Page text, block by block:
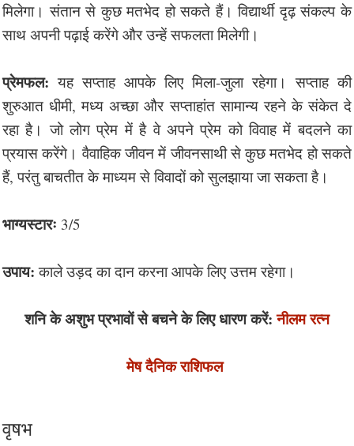
मिलेगा। संतान से कुछ मतभेद हो सकते हैं। विद्यार्थी दृढ़ संकल्प के
साथ अपनी पढ़ाई करेंगे और उन्हें सफलता मिलेगी।
प्रेमफल: यह सप्ताह आपके लिए मिला-जुला रहेगा। सप्ताह की
शुरुआत धीमी, मध्य अच्छा और सप्ताहांत सामान्य रहने के संकेत दे
रहा है। जो लोग प्रेम में है वे अपने प्रेम को विवाह में बदलने का
प्रयास करेंगे। वैवाहिक जीवन में जीवनसाथी से कुछ मतभेद हो सकते
हैं, परंतु बाचतीत के माध्यम से विवादों को सुलझाया जा सकता है।
भाग्यस्टारः 3/5
उपाय:काले उड़द का दान करना आपके लिए उत्तम रहेगा।
शनि के अशुभ प्रभावों से बचने के लिए धारण करें:नीलम रत्न
मेष दैनिक राशिफल
वृषभ